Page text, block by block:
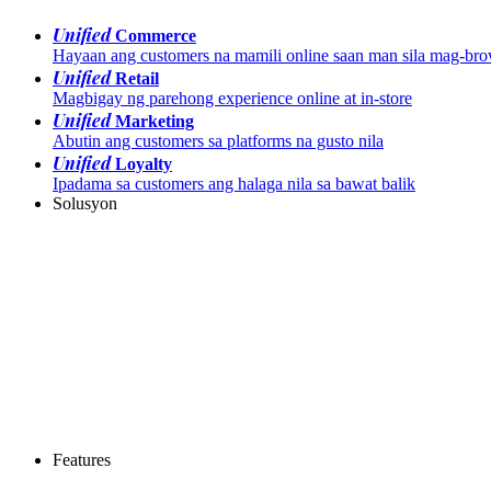
UnifiedCommerce
Hayaan ang customers na mamili online saan man sila mag-
UnifiedRetail
Magbigay ng parehong experience online at in-store
UnifiedMarketing
Abutin ang customers sa platforms na gusto nila
UnifiedLoyalty
Ipadama sa customers ang halaga nila sa bawat balik
Solusyon
Features